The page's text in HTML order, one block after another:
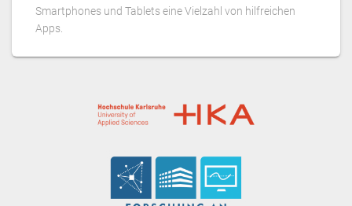
Smartphones und Tablets eine Vielzahl von hilfreichen
Apps.